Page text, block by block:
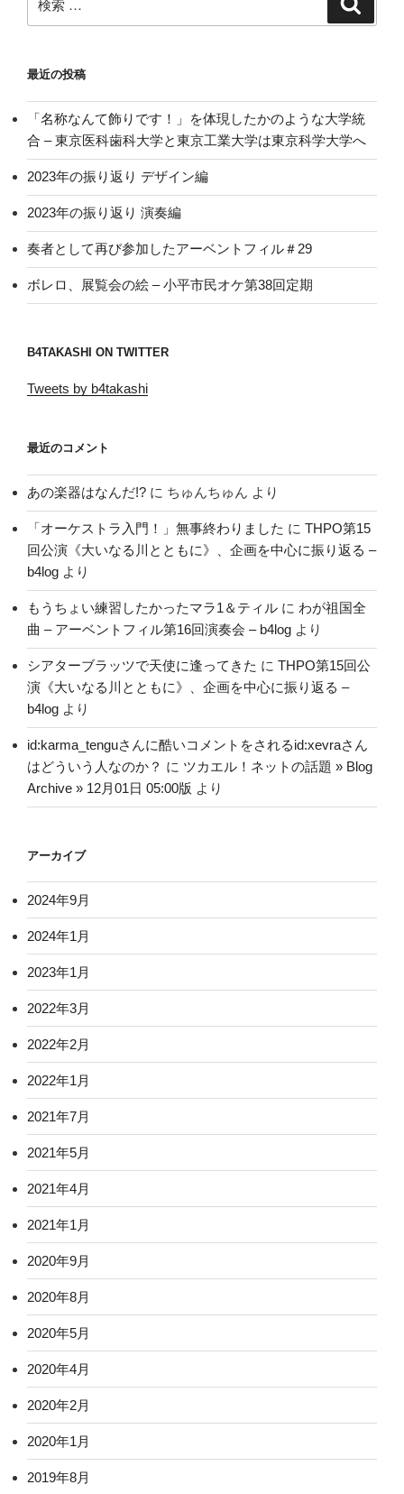
索:
最近の投稿
「名称なんて飾りです！」を体現したかのような大学統
合 – 東京医科歯科大学と東京工業大学は東京科学大学へ
2023年の振り返り デザイン編
2023年の振り返り 演奏編
奏者として再び参加したアーベントフィル＃29
ボレロ、展覧会の絵 – 小平市民オケ第38回定期
B4TAKASHI ON TWITTER
Tweets by b4takashi
最近のコメント
あの楽器はなんだ!? に ちゅんちゅん より
「オーケストラ入門！」無事終わりました に THPO第15
回公演《大いなる川とともに》、企画を中心に振り返る –
b4log より
もうちょい練習したかったマラ1＆ティル に わが祖国全
曲 – アーベントフィル第16回演奏会 – b4log より
シアターブラッツで天使に逢ってきた に THPO第15回公
演《大いなる川とともに》、企画を中心に振り返る –
b4log より
id:karma_tenguさんに酷いコメントをされるid:xevraさん
はどういう人なのか？ に ツカエル！ネットの話題 » Blog
Archive » 12月01日 05:00版 より
アーカイブ
2024年9月
2024年1月
2023年1月
2022年3月
2022年2月
2022年1月
2021年7月
2021年5月
2021年4月
2021年1月
2020年9月
2020年8月
2020年5月
2020年4月
2020年2月
2020年1月
2019年8月